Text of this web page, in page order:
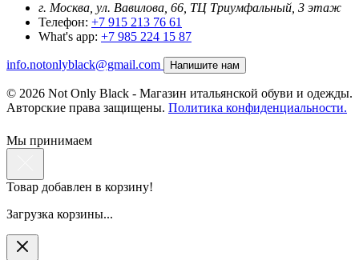
г. Москва, ул. Вавилова, 66, ТЦ Триумфальный, 3 этаж
Телефон: +7 915 213 76 61
What's app: +7 985 224 15 87
info.notonlyblack@gmail.com Напишите нам
© 2026 Not Only Black - Магазин итальянской обуви и одежды.
Авторские права защищены. Политика конфиденциальности.
Мы принимаем
Товар добавлен в корзину!
Загрузка корзины...